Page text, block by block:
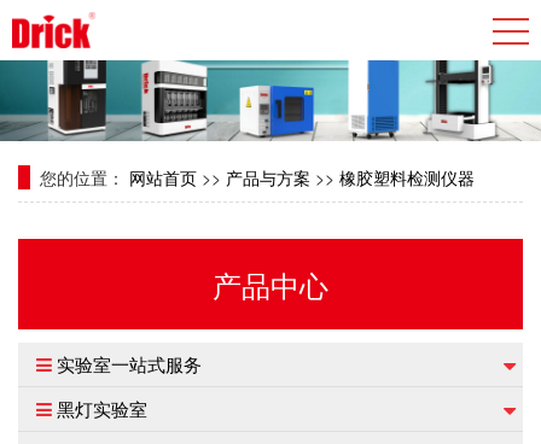
您的位置： 网站首页 >> 产品与方案 >> 橡胶塑料检测仪器
产品中心
实验室一站式服务
黑灯实验室